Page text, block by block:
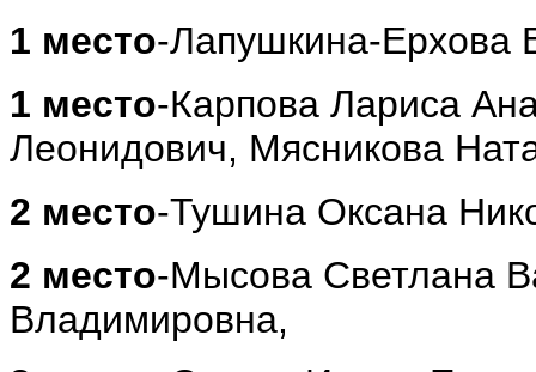
1 место-Лапушкина-Ерхова
1 место-Карпова Лариса
Леонидович, Мясникова
2 место-Тушина Оксана
2 место-Мысова Светлана
Владимировна,